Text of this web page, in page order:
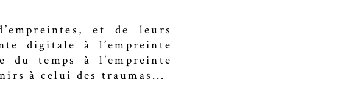
et de leurs
digitale à l’empreinte
du temps à l’empreinte
à celui des traumas...